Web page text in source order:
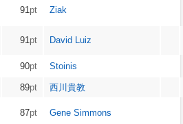
91pt Ziak
91pt David Luiz
90pt Stoinis
89pt 西川貴教
87pt Gene Simmons